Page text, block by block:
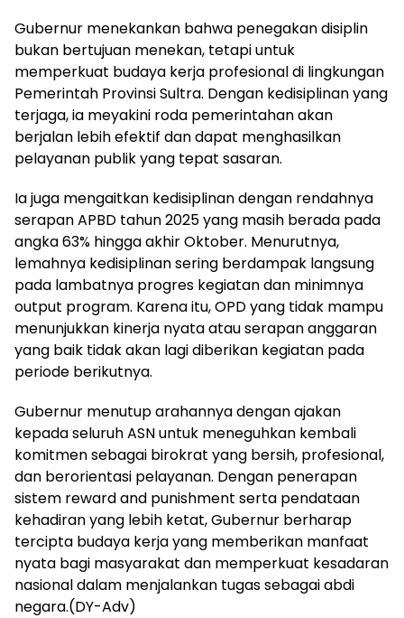
Gubernur menekankan bahwa penegakan disiplin
bukan bertujuan menekan, tetapi untuk
memperkuat budaya kerja profesional di lingkungan
Pemerintah Provinsi Sultra. Dengan kedisiplinan yang
terjaga, ia meyakini roda pemerintahan akan
berjalan lebih efektif dan dapat menghasilkan
pelayanan publik yang tepat sasaran.
Ia juga mengaitkan kedisiplinan dengan rendahnya
serapan APBD tahun 2025 yang masih berada pada
angka 63% hingga akhir Oktober. Menurutnya,
lemahnya kedisiplinan sering berdampak langsung
pada lambatnya progres kegiatan dan minimnya
output program. Karena itu, OPD yang tidak mampu
menunjukkan kinerja nyata atau serapan anggaran
yang baik tidak akan lagi diberikan kegiatan pada
periode berikutnya.
Gubernur menutup arahannya dengan ajakan
kepada seluruh ASN untuk meneguhkan kembali
komitmen sebagai birokrat yang bersih, profesional,
dan berorientasi pelayanan. Dengan penerapan
sistem reward and punishment serta pendataan
kehadiran yang lebih ketat, Gubernur berharap
tercipta budaya kerja yang memberikan manfaat
nyata bagi masyarakat dan memperkuat kesadaran
nasional dalam menjalankan tugas sebagai abdi
negara.(DY-Adv)